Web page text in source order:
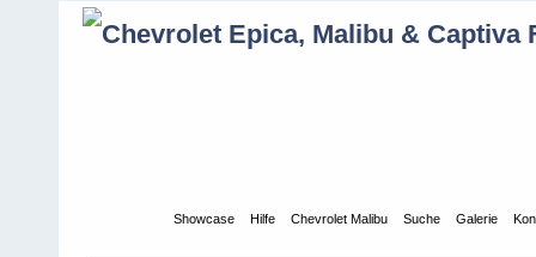
Showcase Hilfe Chevrolet Malibu Suche Galerie